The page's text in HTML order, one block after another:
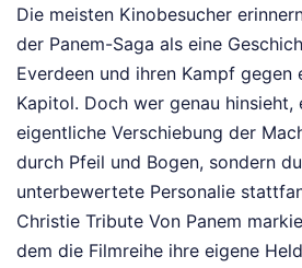
Die meisten Kinobesucher
der Panem-Saga als eine
Everdeen und ihren Kampf gegen
Kapitol. Doch wer genau hinsieht,
eigentliche Verschiebung der
durch Pfeil und Bogen, sondern
unterbewertete Personalie
Christie Tribute Von Panem
dem die Filmreihe ihre eigene